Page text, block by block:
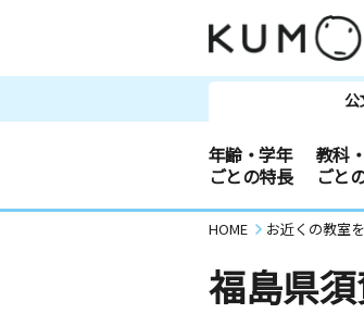
公
年齢・学年
ごとの特長
教科
ごと
HOME お近くの教室
福島県